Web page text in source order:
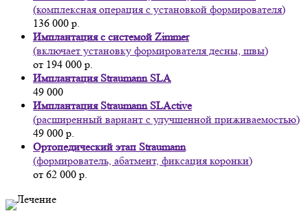
(комплексная операция с установкой формирователя)
136 000 р.
Имплантация с системой Zimmer
(включает установку формирователя десны, швы)
от 194 000 р.
Имплантация Straumann SLA
49 000
Имплантация Straumann SLActive
(расширенный вариант с улучшенной приживаемостью)
49 000 р.
Ортопедический этап Straumann
(формирователь, абатмент, фиксация коронки)
от 62 000 р.